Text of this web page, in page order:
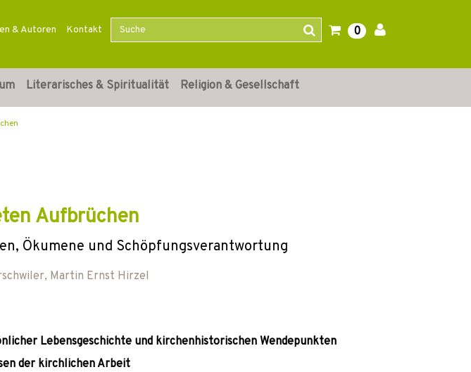
& Autoren Kontakt 0
Literarisches & Spiritualität Religion & Gesellschaft
Aufbrüchen
Ökumene und Schöpfungsverantwortung
, Martin Ernst Hirzel
Lebensgeschichte und kirchenhistorischen Wendepunkten
der kirchlichen Arbeit